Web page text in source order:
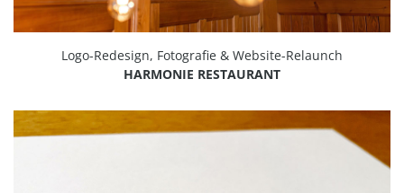
Logo-Redesign, Fotografie & Website-Relaunch
HARMONIE RESTAURANT